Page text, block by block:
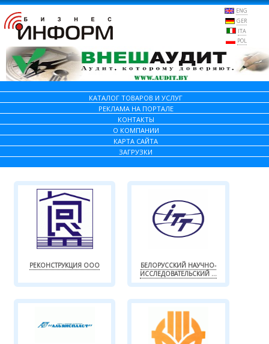
ENG
GER
ITA
POL
КАТАЛОГ ТОВАРОВ И УСЛУГ
РЕКЛАМА НА ПОРТАЛЕ
КОНТАКТЫ
О КОМПАНИИ
КАРТА САЙТА
ЗАГРУЗКИ
РЕКОНСТРУКЦИЯ ООО
БЕЛОРУССКИЙ НАУЧНО-
ИССЛЕДОВАТЕЛЬСКИЙ ...